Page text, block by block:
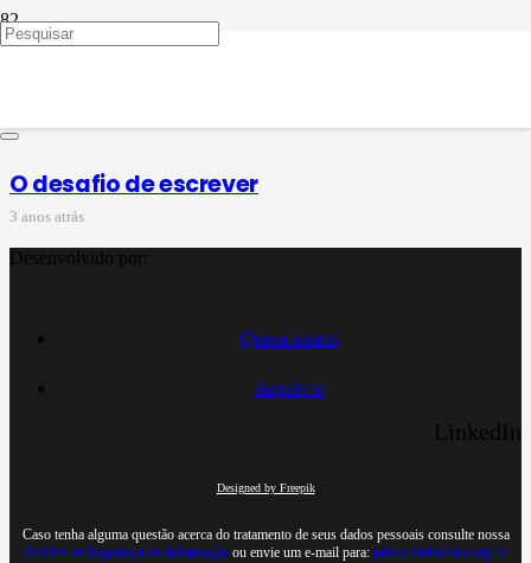
produção textual para o 4º
O desafio de escrever
3 anos atrás
Desenvolvido por:
Quem somos
Arquivos
LinkedIn
Designed by Freepik
Caso tenha alguma questão acerca do tratamento de seus dados pessoais consulte nossa
Política de Segurança da Informaçãoou envie um e-mail para: privacidade@iisc.org.br